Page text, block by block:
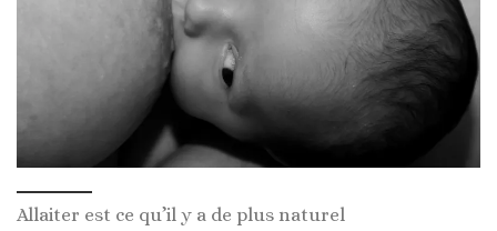
Allaiter est ce qu’il y a de plus naturel